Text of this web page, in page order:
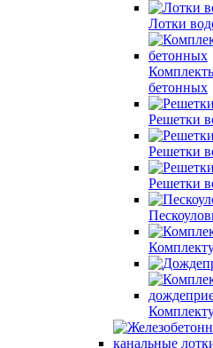
Лотки
бетонных
Решетки
Решетки
Решетки